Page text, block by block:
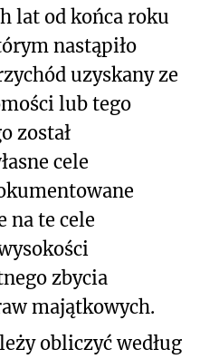
lat od końca roku
nastąpiło
uzyskany ze
lub tego
został
cele
na te cele
zbycia
majątkowych.
obliczyć według